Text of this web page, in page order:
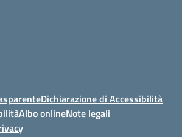
Dichiarazione di Accessibilità
Albo onlineNote legali